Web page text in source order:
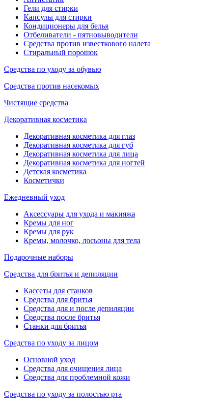
Гели для стирки
Капсулы для стирки
Кондиционеры для белья
Отбеливатели - пятновыводители
Средства против известкового налета
Стиральный порошок
Средства по уходу за обувью
Средства против насекомых
Чистящие средства
Декоративная косметика
Декоративная косметика для глаз
Декоративная косметика для губ
Декоративная косметика для лица
Декоративная косметика для ногтей
Детская косметика
Косметички
Ежедневный уход
Аксессуары для ухода и макияжа
Кремы для ног
Кремы для рук
Кремы, молочко, лосьоны для тела
Подарочные наборы
Средства для бритья и депиляции
Кассеты для станков
Средства для бритья
Средства для и после депиляции
Средства после бритья
Станки для бритья
Средства по уходу за лицом
Основной уход
Средства для очищения лица
Средства для проблемной кожи
Средства по уходу за полостью рта